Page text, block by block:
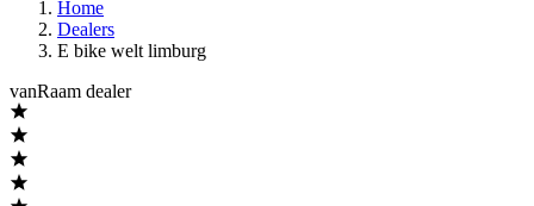
Home
Dealers
E bike welt limburg
vanRaam dealer